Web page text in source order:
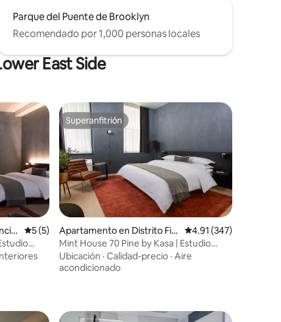
Parque del Puente de Brooklyn
Recomendado por 1,000 personas locales
East Side
Calificación promedio: 5 de 5, 5 reseñas
5 (5)
Superanfitrión
Superanfitrión
Apartamento en Distrito Fin
anciero
Calificación promedio:
4.91 (347)
Mint House 70 Pine by Kasa | Estudio
Deluxe King
Ubicación · Calidad-precio · Aire
acondicionado